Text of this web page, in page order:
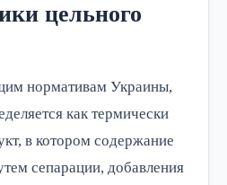
цельного
нормативам Украины,
как термически
в котором содержание
сепарации, добавления